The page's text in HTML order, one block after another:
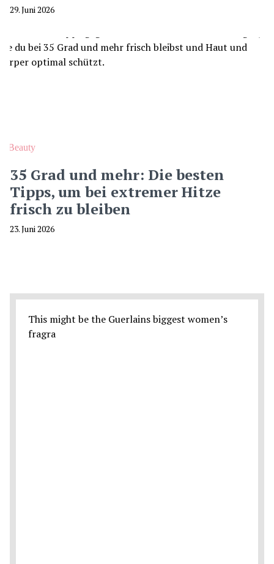
29. Juni 2026
Beauty
35 Grad und mehr: Die besten
Tipps, um bei extremer Hitze
frisch zu bleiben
23. Juni 2026
This might be the Guerlains biggest women’s
fragra